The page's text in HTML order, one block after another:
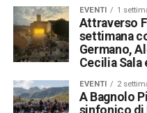
EVENTI 1
Attraverso
settimana
Germano,
Cecilia Sala
EVENTI 2
A Bagnolo
sinfonico di